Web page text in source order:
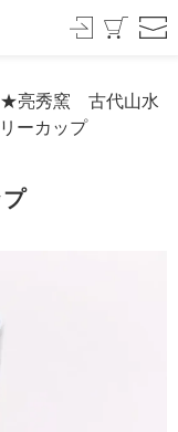
亮秀窯 古代山水
ーカップ